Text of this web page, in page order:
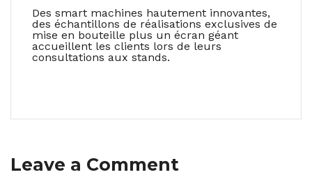
Des smart machines hautement innovantes,
des échantillons de réalisations exclusives de
mise en bouteille plus un écran géant
accueillent les clients lors de leurs
consultations aux stands.
Leave a Comment